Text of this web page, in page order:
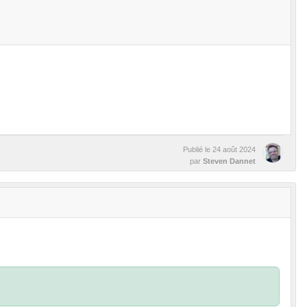
Publié le 24 août 2024
par Steven Dannet